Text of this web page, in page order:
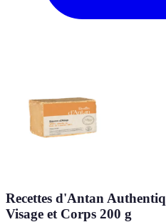
Recettes d'Antan
Visage et Corps 200 g